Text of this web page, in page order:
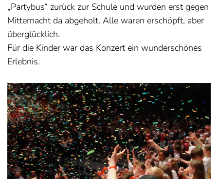
„Partybus“ zurück zur Schule und wurden erst gegen
Mitternacht da abgeholt. Alle waren erschöpft, aber
überglücklich.
Für die Kinder war das Konzert ein wunderschönes
Erlebnis.